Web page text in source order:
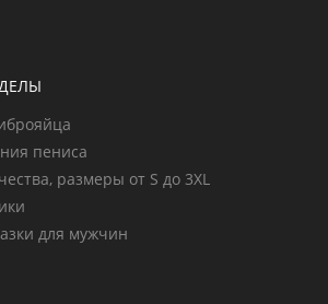
пениса
размеры от S до 3XL
для мужчин